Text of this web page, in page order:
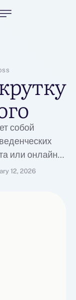
собой
или онлайн-
параметры,
количество
…
12, 2026